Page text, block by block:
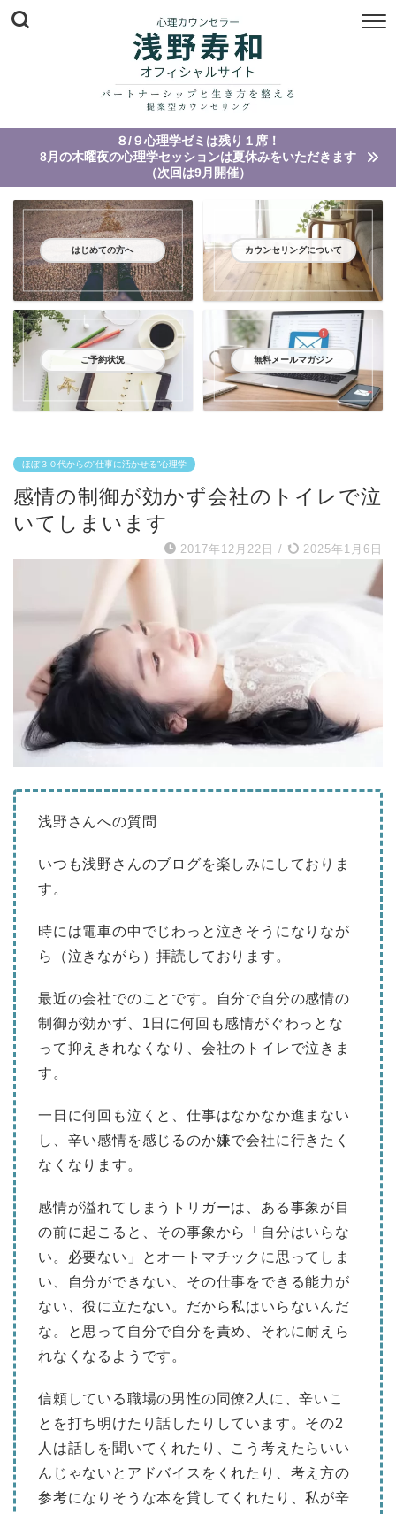
８/９心理学ゼミは残り１席！
8月の木曜夜の心理学セッションは夏休みをいただきます
（次回は9月開催）
はじめての方へ カウンセリングについて
ご予約状況 無料メールマガジン
ほぼ３０代からの”仕事に活かせる”心理学
感情の制御が効かず会社のトイレで泣
いてしまいます
2017年12月22日 / 2025年1月6日
浅野さんへの質問
いつも浅野さんのブログを楽しみにしておりま
す。
時には電車の中でじわっと泣きそうになりなが
ら（泣きながら）拝読しております。
最近の会社でのことです。自分で自分の感情の
制御が効かず、1日に何回も感情がぐわっとな
って抑えきれなくなり、会社のトイレで泣きま
す。
一日に何回も泣くと、仕事はなかなか進まない
し、辛い感情を感じるのか嫌で会社に行きたく
なくなります。
感情が溢れてしまうトリガーは、ある事象が目
の前に起こると、その事象から「自分はいらな
い。必要ない」とオートマチックに思ってしま
い、自分ができない、その仕事をできる能力が
ない、役に立たない。だから私はいらないんだ
な。と思って自分で自分を責め、それに耐えら
れなくなるようです。
信頼している職場の男性の同僚2人に、辛いこ
とを打ち明けたり話したりしています。その2
人は話しを聞いてくれたり、こう考えたらいい
んじゃないとアドバイスをくれたり、考え方の
参考になりそうな本を貸してくれたり、私が辛